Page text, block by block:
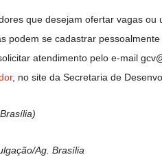
que desejam ofertar vagas
podem se cadastrar
atendimento pelo e-mail
, no site da Secretaria de
Ag. Brasília